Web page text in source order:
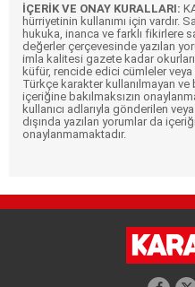
İÇERİK VE ONAY KURALLARI:
hürriyetinin kullanımı için vardır.
hukuka, inanca ve farklı fikirlere
değerler çerçevesinde yazılan
imla kalitesi gazete kadar
küfür, rencide edici cümleler veya
Türkçe karakter kullanılmayan ve
içeriğine bakılmaksızın
kullanıcı adlarıyla gönderilen
dışında yazılan yorumlar da
onaylanmamaktadır.